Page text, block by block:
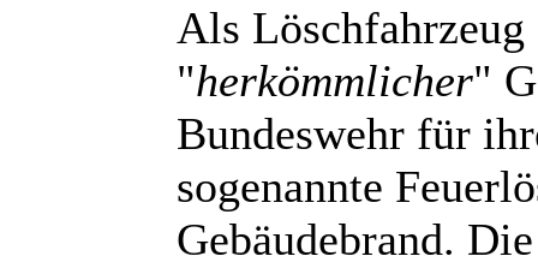
Als
"herkömmlicher"
Bundeswehr für
sogenannte
Gebäudebrand.